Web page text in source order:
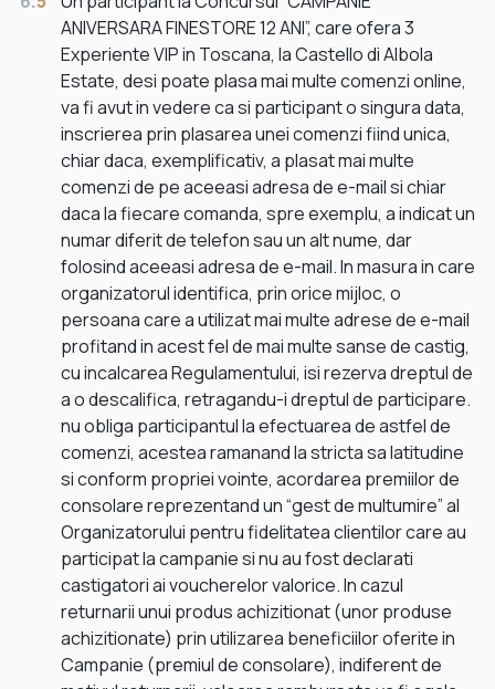
ANIVERSARA FINESTORE 12 ANI”, care ofera 3
Experiente VIP in Toscana, la Castello di Albola
Estate, desi poate plasa mai multe comenzi online,
va fi avut in vedere ca si participant o singura data,
inscrierea prin plasarea unei comenzi fiind unica,
chiar daca, exemplificativ, a plasat mai multe
comenzi de pe aceeasi adresa de e-mail si chiar
daca la fiecare comanda, spre exemplu, a indicat un
numar diferit de telefon sau un alt nume, dar
folosind aceeasi adresa de e-mail. In masura in care
organizatorul identifica, prin orice mijloc, o
persoana care a utilizat mai multe adrese de e-mail
profitand in acest fel de mai multe sanse de castig,
cu incalcarea Regulamentului, isi rezerva dreptul de
a o descalifica, retragandu-i dreptul de participare.
nu obliga participantul la efectuarea de astfel de
comenzi, acestea ramanand la stricta sa latitudine
si conform propriei vointe, acordarea premiilor de
consolare reprezentand un “gest de multumire” al
Organizatorului pentru fidelitatea clientilor care au
participat la campanie si nu au fost declarati
castigatori ai voucherelor valorice. In cazul
returnarii unui produs achizitionat (unor produse
achizitionate) prin utilizarea beneficiilor oferite in
Campanie (premiul de consolare), indiferent de